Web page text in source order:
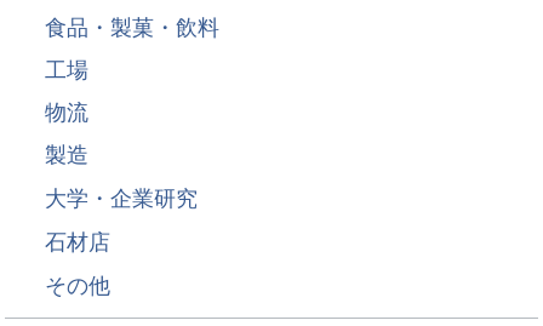
食品・製菓・飲料
工場
物流
製造
大学・企業研究
石材店
その他